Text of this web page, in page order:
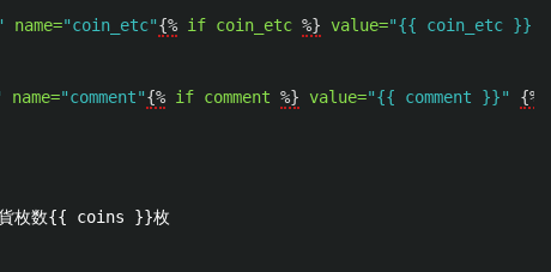
name="coin_etc"{% if coin_etc %} value="{{ coin_etc }}"
name="comment"{% if comment %} value="{{ comment }}" {%